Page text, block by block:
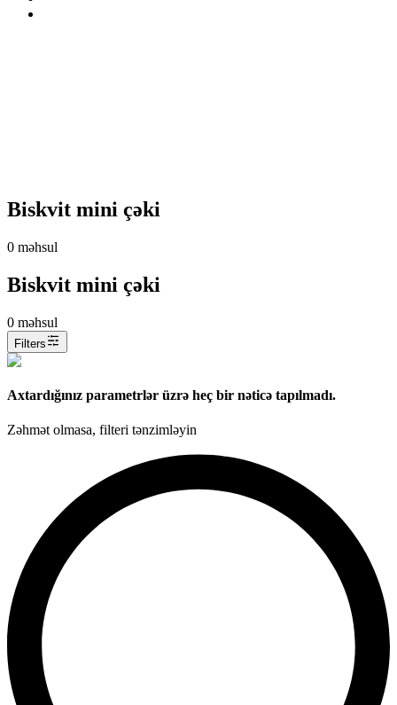
Biskvit mini çəki
0 məhsul
Biskvit mini çəki
0 məhsul
Filters
Axtardığınız parametrlər üzrə heç bir nəticə tapılmadı.
Zəhmət olmasa, filteri tənzimləyin